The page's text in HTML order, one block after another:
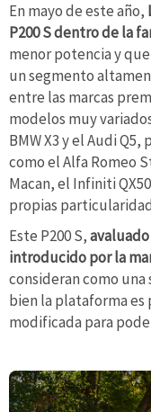
En mayo de este año,
P200 S dentro de la
menor potencia y
un segmento
entre las marcas
modelos muy
BMW X3 y el Audi
como el Alfa Romeo
Macan, el Infiniti
propias
Este P200 S,avaluado
introducido por la
consideran como
bien la plataforma
modificada para